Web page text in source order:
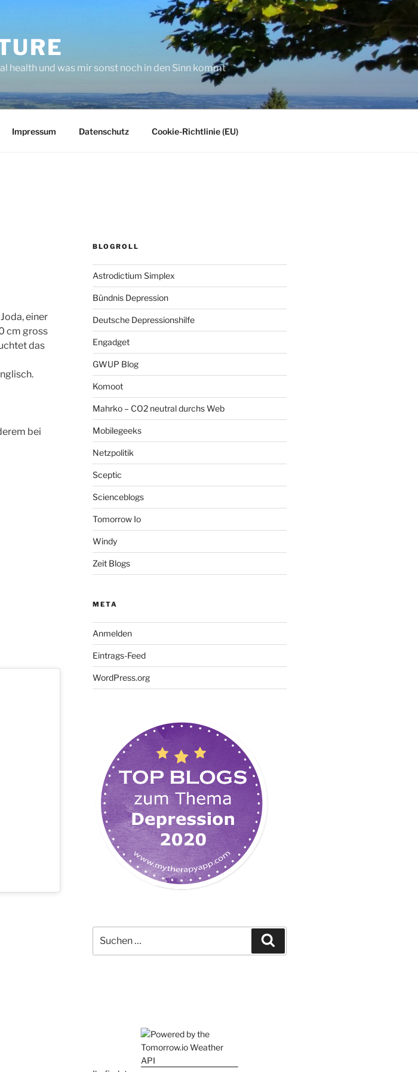
health und was mir sonst noch in den Sinn kommt
Impressum Datenschutz Cookie-Richtlinie (EU)
einer
cm gross
das
bei
BLOGROLL
Astrodictium Simplex
Bündnis Depression
Deutsche Depressionshilfe
Engadget
GWUP Blog
Komoot
Mahrko – CO2 neutral durchs Web
Mobilegeeks
Netzpolitik
Sceptic
Scienceblogs
Tomorrow Io
Windy
Zeit Blogs
META
Anmelden
Eintrags-Feed
WordPress.org
nach: